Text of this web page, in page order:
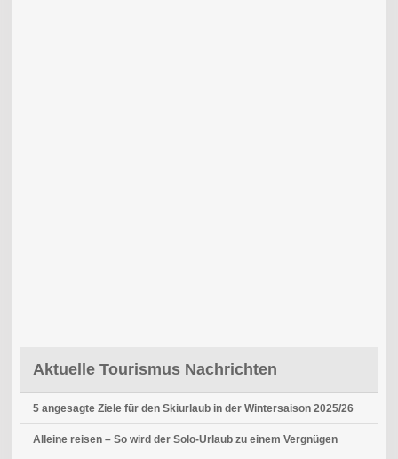
Aktuelle Tourismus Nachrichten
5 angesagte Ziele für den Skiurlaub in der Wintersaison 2025/26
Alleine reisen – So wird der Solo-Urlaub zu einem Vergnügen